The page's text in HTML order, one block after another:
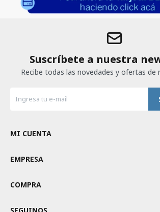
Suscríbete a nuestra
Recibe todas las novedades y ofertas de
MI CUENTA
EMPRESA
COMPRA